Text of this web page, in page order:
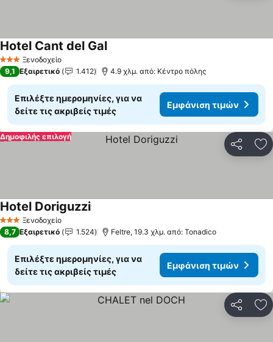
3 ΑστέριαΞενοδοχείο
Hotel Cant del GalΕμφάνιση τιμών
9,1 Εξαιρετικό 1.412 4.9 χλμ. από: Κέντρο πόλης
Επιλέξτε ημερομηνίες, για να
δείτε τις ακριβείς τιμές
Εμφάνιση τιμών
Δημοφιλής επιλογή
3 ΑστέριαΞενοδοχείο
Hotel DoriguzziΕμφάνιση τιμών
8,7 Εξαιρετικό 1.524 Feltre, 19.3 χλμ. από: Tonadico
Επιλέξτε ημερομηνίες, για να
δείτε τις ακριβείς τιμές
Εμφάνιση τιμών